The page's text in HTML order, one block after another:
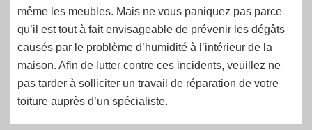
même les meubles. Mais ne vous paniquez pas parce
qu’il est tout à fait envisageable de prévenir les dégâts
causés par le problème d’humidité à l’intérieur de la
maison. Afin de lutter contre ces incidents, veuillez ne
pas tarder à solliciter un travail de réparation de votre
toiture auprès d’un spécialiste.